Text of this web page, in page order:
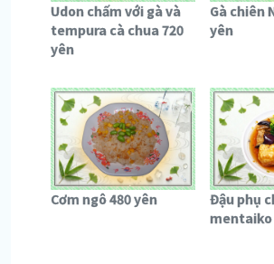
Udon chấm với gà và
tempura cà chua 720
yên
Gà chiên
yên
Cơm ngô 480 yên
Đậu phụ
mentaiko